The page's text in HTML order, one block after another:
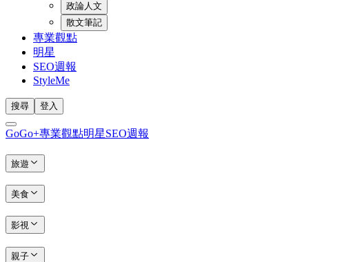
政論人文
散文筆記
專業觀點
明星
SEO週報
StyleMe
搜尋 登入
GoGo+專業觀點明星SEO週報
旅遊
美食
影視
親子